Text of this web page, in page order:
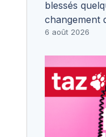
blessés
changement
6 août 2026